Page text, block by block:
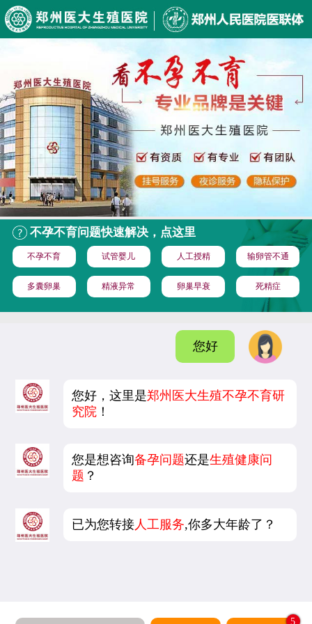
不孕不育问题快速解决，点这里
不孕不育 试管婴儿 人工授精 输卵管不通
多囊卵巢 精液异常 卵巢早衰 死精症
您好
您好，这里是郑州医大生殖不孕不育研
究院 ！
您是想咨询备孕问题还是生殖健康问
题 ？
已为您转接 人工服务,你多大年龄了？
5